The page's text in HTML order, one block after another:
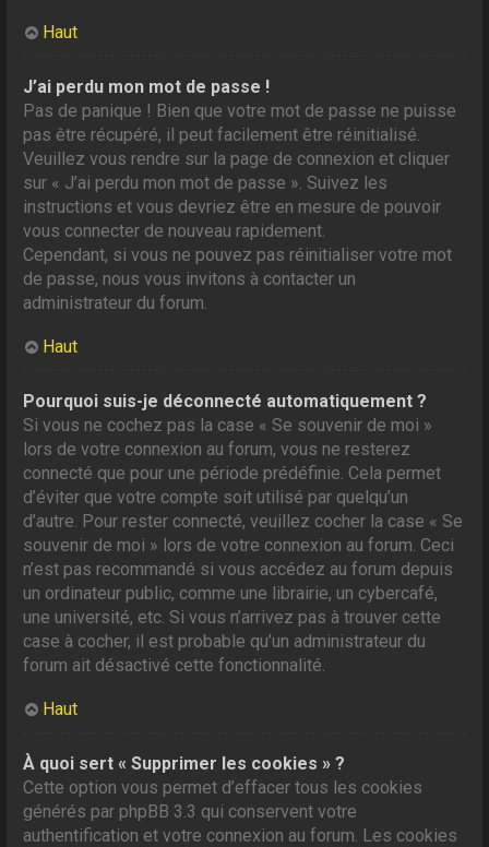
Haut
J’ai perdu mon mot de passe !
Pas de panique ! Bien que votre mot de passe ne puisse
pas être récupéré, il peut facilement être réinitialisé.
Veuillez vous rendre sur la page de connexion et cliquer
sur « J’ai perdu mon mot de passe ». Suivez les
instructions et vous devriez être en mesure de pouvoir
vous connecter de nouveau rapidement.
Cependant, si vous ne pouvez pas réinitialiser votre mot
de passe, nous vous invitons à contacter un
administrateur du forum.
Haut
Pourquoi suis-je déconnecté automatiquement ?
Si vous ne cochez pas la case « Se souvenir de moi »
lors de votre connexion au forum, vous ne resterez
connecté que pour une période prédéfinie. Cela permet
d’éviter que votre compte soit utilisé par quelqu’un
d’autre. Pour rester connecté, veuillez cocher la case « Se
souvenir de moi » lors de votre connexion au forum. Ceci
n’est pas recommandé si vous accédez au forum depuis
un ordinateur public, comme une librairie, un cybercafé,
une université, etc. Si vous n’arrivez pas à trouver cette
case à cocher, il est probable qu’un administrateur du
forum ait désactivé cette fonctionnalité.
Haut
À quoi sert « Supprimer les cookies » ?
Cette option vous permet d’effacer tous les cookies
générés par phpBB 3.3 qui conservent votre
authentification et votre connexion au forum. Les cookies